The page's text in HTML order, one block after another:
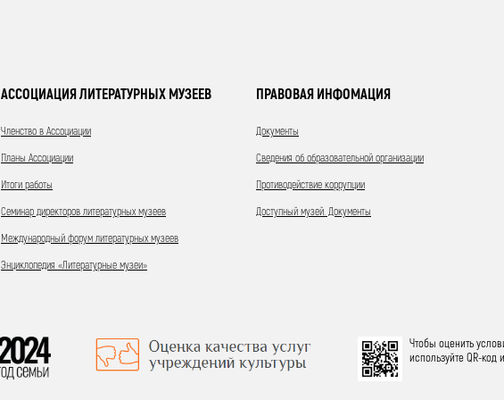
АССОЦИАЦИЯ ЛИТЕРАТУРНЫХ МУЗЕЕВ
Членство в Ассоциации
Планы Ассоциации
Итоги работы
Семинар директоров литературных музеев
Международный форум литературных музеев
Энциклопедия «Литературные музеи»
ПРАВОВАЯ ИНФОМАЦИЯ
Документы
Сведения об образовательной организации
Противодействие коррупции
Доступный музей. Документы
Чтобы оценить
используйте QR-код